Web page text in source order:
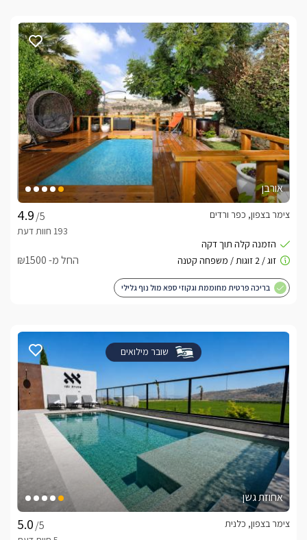
אורבן
/5
צימר בצפון, כפר ורדים
החל מ- ₪1500
בריכה פרטית מחוממת וגקוזי ספא מול נוף גלילי
שובר מילואים
אחוזת גשן
/5
צימר בצפון, כלנית